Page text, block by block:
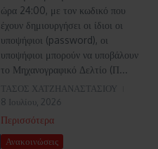
ώρα 24:00, με τον κωδικό που
έχουν δημιουργήσει οι ίδιοι οι
υποψήφιοι (password), οι
υποψήφιοι μπορούν να υποβάλουν
το Μηχανογραφικό Δελτίο (Π...
ΤΑΣΟΣ ΧΑΤΖΗΑΝΑΣΤΑΣΙΟΥ
8 Ιουλίου, 2026
Περισσότερα
Ανακοινώσεις